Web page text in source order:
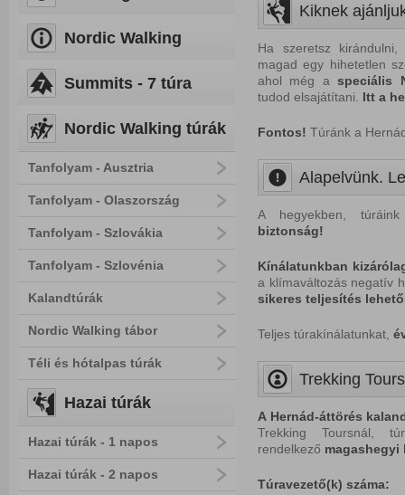
Nordic Walking
Summits - 7 túra
Nordic Walking túrák
Tanfolyam - Ausztria
Tanfolyam - Olaszország
Tanfolyam - Szlovákia
Tanfolyam - Szlovénia
Kalandtúrák
Nordic Walking tábor
Téli és hótalpas túrák
Hazai túrák
Hazai túrák - 1 napos
Hazai túrák - 2 napos
Kiknek
Ha szeretsz
magad egy hihetetlen
ahol még aspeciális
tudod elsajátítani. Itt a
Fontos! Túránk a
Alapelvünk.
A hegyekben,
biztonság!
Kínálatunkban
a klímaváltozás negatív
sikeres teljesítés
Teljes túrakínálatunkat,
Trekking
A Hernád-áttörés
Trekking Toursnál,
rendelkező magashegyi
Túravezető(k) száma: